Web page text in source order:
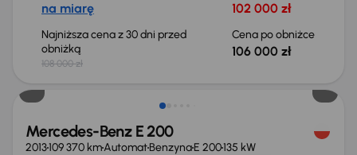
na miarę 102 000 zł
Najniższa cena z 30 dni przed
obniżką
108 000 zł
Cena po obniżce
106 000 zł
Świeżo skupione
Mercedes-Benz E 200
2013109 370 kmAutomatBenzynaE 200135 kW